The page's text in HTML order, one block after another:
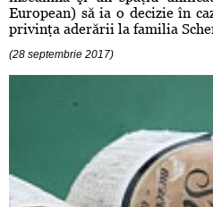
European) să ia o decizie în
privinţa aderării la familia
(28 septembrie 2017)